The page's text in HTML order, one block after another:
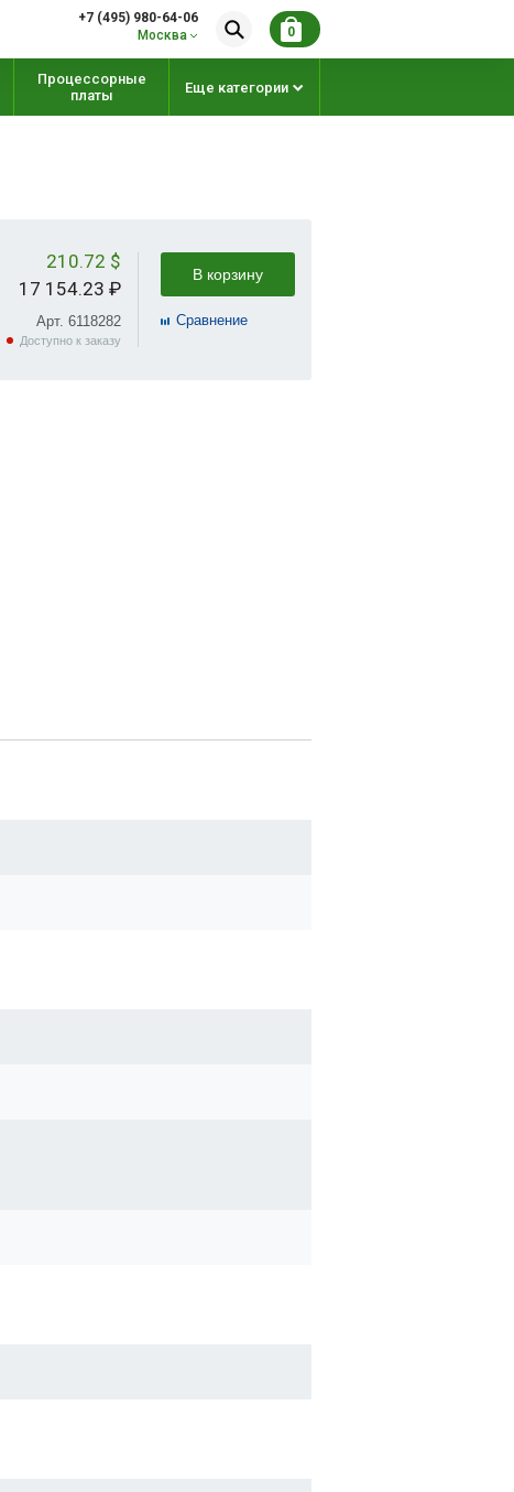
+7 (495) 980-64-06
Москва
0
Процессорные
платы
Еще категории
210.72 $
17 154.23 ₽
Арт. 6118282
Доступно к заказу
В корзину
Cравнение